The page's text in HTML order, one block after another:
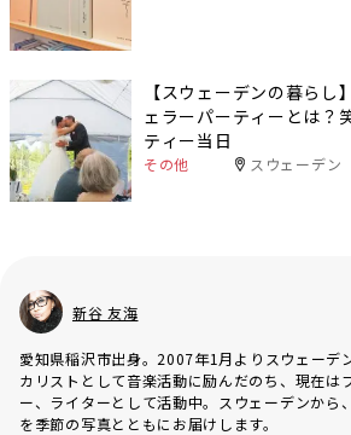
【スウェーデンの暮らし
ェラーパーティーとは？
ティー当日
その他 スウェーデン
新谷 友海
愛知県稲沢市出身。2007年1月よりスウェーデ
カリストとして音楽活動に励んだのち、現在は
ー、ライターとして活動中。スウェーデンから
を季節の写真とともにお届けします。